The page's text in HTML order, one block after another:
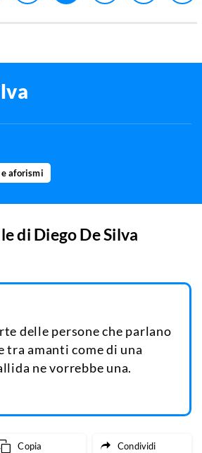
aforismi
di Diego De Silva
delle persone che parlano
tra amanti come di una
ne vorrebbe una.
Copia Condividi